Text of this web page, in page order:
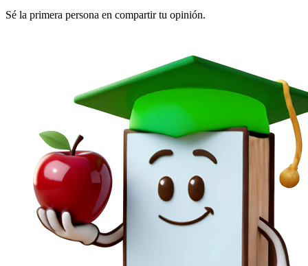
Sé la primera persona en compartir tu opinión.